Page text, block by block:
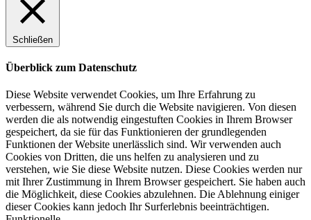
Schließen
Überblick zum Datenschutz
Diese Website verwendet Cookies, um Ihre Erfahrung zu
verbessern, während Sie durch die Website navigieren. Von diesen
werden die als notwendig eingestuften Cookies in Ihrem Browser
gespeichert, da sie für das Funktionieren der grundlegenden
Funktionen der Website unerlässlich sind. Wir verwenden auch
Cookies von Dritten, die uns helfen zu analysieren und zu
verstehen, wie Sie diese Website nutzen. Diese Cookies werden nur
mit Ihrer Zustimmung in Ihrem Browser gespeichert. Sie haben auch
die Möglichkeit, diese Cookies abzulehnen. Die Ablehnung einiger
dieser Cookies kann jedoch Ihr Surferlebnis beeinträchtigen.